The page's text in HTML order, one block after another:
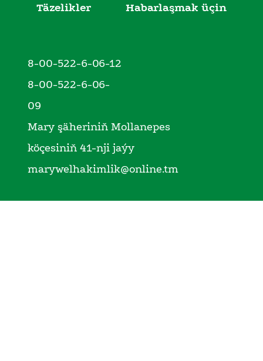
Täzelikler
Habarlaşmak üçin
8-00-522-6-06-12
8-00-522-6-06-
09
Mary şäheriniň Mollanepes
köçesiniň 41-nji jaýy
marywelhakimlik@online.tm